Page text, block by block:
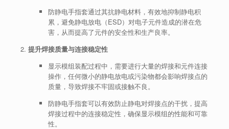
防静电手指套通过其抗静电材料，有效地抑制静电积
累，避免静电放电（ESD）对电子元件造成的潜在危
害，从而提高了元件的安全性和生产良率。
提升焊接质量与连接稳定性
显示模组装配过程中，需要进行大量的焊接和元件连接
操作，任何微小的静电放电或污染物都会影响焊接点的
质量，导致焊接不牢固或接触不良。
防静电手指套可以有效防止静电对焊接点的干扰，提高
焊接过程中的连接稳定性，确保显示模组的性能和可靠
性。